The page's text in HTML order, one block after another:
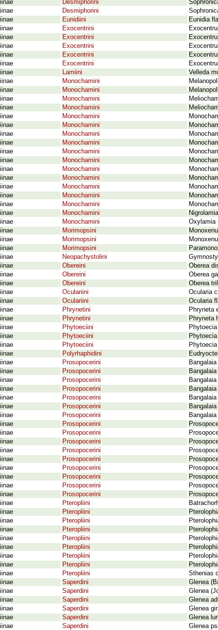
Desmiphorini
Desmiphorini
Eunidiini
Eunidia
Exocentrini
Exocentrini
Exocentrini
Exocentrini
Exocentrini
Lamiini
Velleda
Monochamini
Monochamini
Monochamini
Monochamini
Monochamini
Monochamini
Monochamini
Monochamini
Monochamini
Monochamini
Monochamini
Monochamini
Monochamini
Monochamini
Monochamini
Monochamini
Monochamini
Oxylamia
Morimopsini
Morimopsini
Morimopsini
Neopachystolini
Obereini
Oberea
Obereini
Oberea
Obereini
Oberea
Oculariini
Ocularia
Oculariini
Ocularia
Phrynetini
Phryneta
Phrynetini
Phryneta
Phytoeciini
Phytoeciini
Phytoeciini
Polyrhaphidini
Prosopocerini
Prosopocerini
Prosopocerini
Prosopocerini
Prosopocerini
Prosopocerini
Prosopocerini
Prosopocerini
Prosopocerini
Prosopocerini
Prosopocerini
Prosopocerini
Prosopocerini
Prosopocerini
Prosopocerini
Prosopocerini
Pteropliini
Pteropliini
Pteropliini
Pteropliini
Pteropliini
Pteropliini
Pteropliini
Pteropliini
Pteropliini
Sthenias
Saperdini
Glenea
Saperdini
Glenea
Saperdini
Glenea
Saperdini
Glenea
Saperdini
Glenea
Saperdini
Glenea